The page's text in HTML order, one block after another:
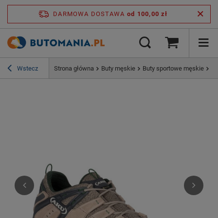
DARMOWA DOSTAWA od 100,00 zł
Wstecz Strona główna Buty męskie Buty sportowe męskie